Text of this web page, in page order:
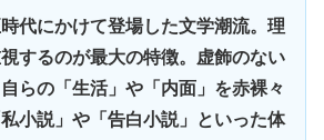
代にかけて登場した文学潮流。理
するのが最大の特徴。虚飾のない
らの「生活」や「内面」を赤裸々
小説」や「告白小説」といった体